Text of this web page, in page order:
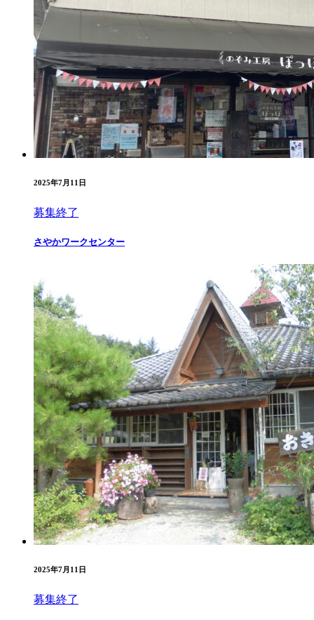
2025年7月11日
募集終了
さやかワークセンター
2025年7月11日
募集終了